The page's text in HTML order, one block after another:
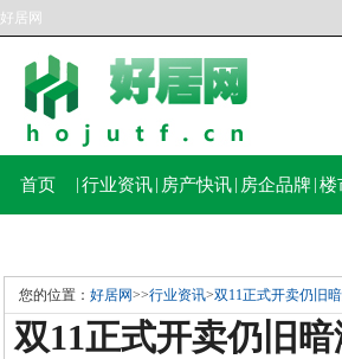
好居网
首页 行业资讯 房产快讯 房企品牌 楼
您的位置： 好居网>>行业资讯>双11正式开卖仍旧
双11正式开卖仍旧